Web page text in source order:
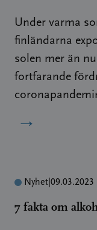
Under varma
finländarna
solen mer än
fortfarande
→
Nyhet 09.03.2023
7 fakta om